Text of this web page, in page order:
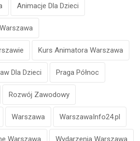
Animacje Dla Dzieci
Kurs Animatora Warszawa
Dla Dzieci Praga Północ
Rozwój Zawodowy
Warszawa WarszawaInfo24.pl
Warszawa Wydarzenia Warszawa